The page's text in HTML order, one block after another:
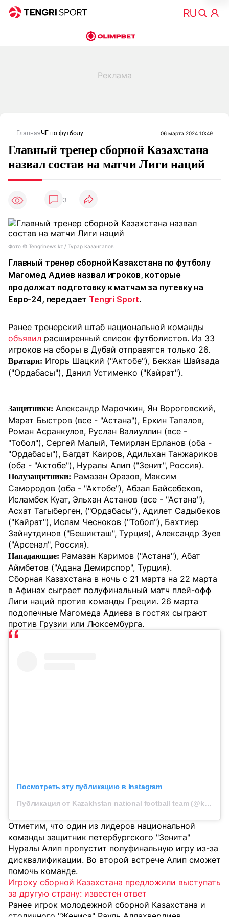
ГлавнаяЧЕ по футболу 06 марта 2024 10:49
Главный тренер сборной Казахстана
назвал состав на матчи Лиги наций
3
Фото ©️ Tengrinews.kz / Турар Казангапов
Главный тренер сборной Казахстана по футболу
Магомед Адиев назвал игроков, которые
продолжат подготовку к матчам за путевку на
Евро-24, передает Tengri Sport.
Ранее тренерский штаб национальной команды
объявил расширенный список футболистов. Из 33
игроков на сборы в Дубай отправятся только 26.
Вратари: Игорь Шацкий ("Актобе"), Бекхан Шайзада
("Ордабасы"), Данил Устименко ("Кайрат").
Защитники: Александр Марочкин, Ян Вороговский,
Марат Быстров (все - "Астана"), Еркин Тапалов,
Роман Асранкулов, Руслан Валиуллин (все -
"Тобол"), Сергей Малый, Темирлан Ерланов (оба -
"Ордабасы"), Багдат Каиров, Адильхан Танжариков
(оба - "Актобе"), Нуралы Алип ("Зенит", Россия).
Полузащитники: Рамазан Оразов, Максим
Самородов (оба - "Актобе"), Абзал Байсебеков,
Исламбек Куат, Эльхан Астанов (все - "Астана"),
Асхат Тагыберген, ("Ордабасы"), Адилет Садыбеков
("Кайрат"), Ислам Чесноков ("Тобол"), Бахтиер
Зайнутдинов ("Бешикташ", Турция), Александр Зуев
("Арсенал", Россия).
Нападающие: Рамазан Каримов ("Астана"), Абат
Аймбетов ("Адана Демирспор", Турция).
Сборная Казахстана в ночь с 21 марта на 22 марта
в Афинах сыграет полуфинальный матч плей-офф
Лиги наций против команды Греции. 26 марта
подопечные Магомеда Адиева в гостях сыграют
против Грузии или Люксембурга.
Посмотреть эту публикацию в Instagram
Публикация от Kazakhstan national football team (@kff_team)
Отметим, что один из лидеров национальной
команды защитник петербургского "Зенита"
Нуралы Алип пропустит полуфинальную игру из-за
дисквалификации. Во второй встрече Алип сможет
помочь команде.
Игроку сборной Казахстана предложили выступать
за другую страну: известен ответ
Ранее игрок молодежной сборной Казахстана и